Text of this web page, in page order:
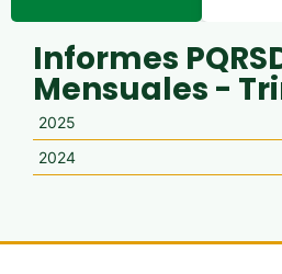
Informes
Mensuales -
2025
2024